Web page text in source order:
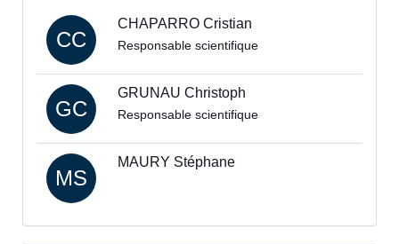
CC
CHAPARRO Cristian
Responsable scientifique
GC
GRUNAU Christoph
Responsable scientifique
MS
MAURY Stéphane